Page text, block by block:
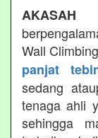
AKASAH
Wall
panjat
sedang
tenaga ahli
sehingga